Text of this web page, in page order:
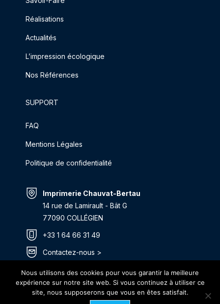
Réalisations
Actualités
L’impression écologique
Nos Références
SUPPORT
FAQ
Mentions Légales
Politique de confidentialité
Imprimerie Chauvat-Bertau
14 rue de Lamirault - Bât G
77090 COLLÉGIEN
+33 1 64 66 31 49
Contactez-nous >
Itinéraire >
Nous utilisons des cookies pour vous garantir la meilleure
expérience sur notre site web. Si vous continuez à utiliser ce
site, nous supposerons que vous en êtes satisfait.